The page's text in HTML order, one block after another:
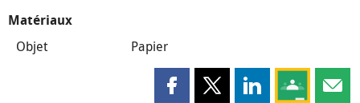
Matériaux
Objet Papier
Partager cette page sur
Partager cette page sur X
Partager cette
Partagez